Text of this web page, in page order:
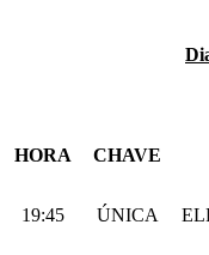
HORA CHAVE
19:45 ÚNICA